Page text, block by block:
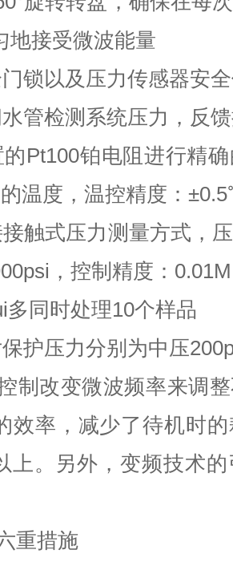
地接受微波能量
锁以及压力传感器安
管检测系统压力，反
Pt100铂电阻进行精
温度，温控精度：
触式压力测量方式，
，控制精度：
多同时处理10个样品
护压力分别为中压
制改变微波频率来调
效率，减少了待机时
上。另外，变频技术
重措施